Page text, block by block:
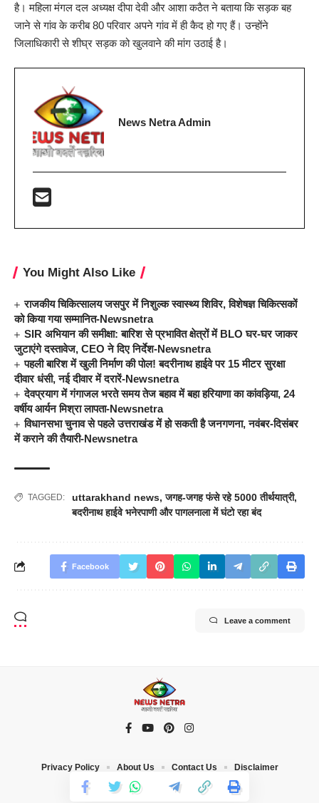
है। महिला मंगल दल अध्यक्ष दीपा देवी और आशा कठैत ने बताया कि सड़क बह
जाने से गांव के करीब 80 परिवार अपने गांव में ही कैद हो गए हैं। उन्होंने
जिलाधिकारी से शीघ्र सड़क को खुलवाने की मांग उठाई है।
News Netra Admin
You Might Also Like
राजकीय चिकित्सालय जसपुर में निशुल्क स्वास्थ्य शिविर, विशेषज्ञ चिकित्सकों
को किया गया सम्मानित-Newsnetra
SIR अभियान की समीक्षा: बारिश से प्रभावित क्षेत्रों में BLO घर-घर जाकर
जुटाएंगे दस्तावेज, CEO ने दिए निर्देश-Newsnetra
पहली बारिश में खुली निर्माण की पोल! बदरीनाथ हाईवे पर 15 मीटर सुरक्षा
दीवार धंसी, नई दीवार में दरारें-Newsnetra
देवप्रयाग में गंगाजल भरते समय तेज बहाव में बहा हरियाणा का कांवड़िया, 24
वर्षीय आर्यन मिश्रा लापता-Newsnetra
विधानसभा चुनाव से पहले उत्तराखंड में हो सकती है जनगणना, नवंबर-दिसंबर
में कराने की तैयारी-Newsnetra
TAGGED: uttarakhand news,जगह-जगह फंसे रहे 5000 तीर्थयात्री,
बदरीनाथ हाईवे भनेरपाणी और पागलनाला में घंटो रहा बंद
Facebook
Leave a comment
© 2023 News Netra. All Rights Reserved |
Privacy Policy About Us Contact Us Disclaimer